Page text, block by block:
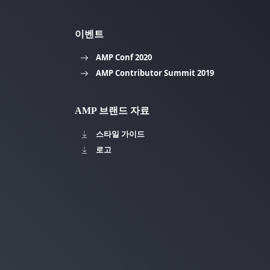
이벤트
AMP Conf 2020
AMP Contributor Summit 2019
AMP 브랜드 자료
스타일 가이드
로고